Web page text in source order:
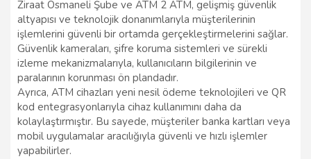
Ziraat Osmaneli Şube ve ATM 2 ATM, gelişmiş güvenlik
altyapısı ve teknolojik donanımlarıyla müşterilerinin
işlemlerini güvenli bir ortamda gerçekleştirmelerini sağlar.
Güvenlik kameraları, şifre koruma sistemleri ve sürekli
izleme mekanizmalarıyla, kullanıcıların bilgilerinin ve
paralarının korunması ön plandadır.
Ayrıca, ATM cihazları yeni nesil ödeme teknolojileri ve QR
kod entegrasyonlarıyla cihaz kullanımını daha da
kolaylaştırmıştır. Bu sayede, müşteriler banka kartları veya
mobil uygulamalar aracılığıyla güvenli ve hızlı işlemler
yapabilirler.